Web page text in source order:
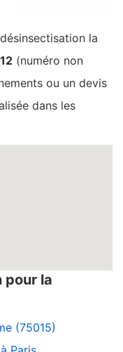
la
(numéro non
ou un devis
dans les
pour la
(75015)